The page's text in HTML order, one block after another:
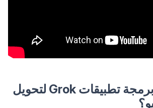
ما هي واجهة برمجة تطبيقات Grok لتحويل